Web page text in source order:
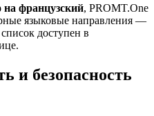
на французский, PROMT.One
языковые направления —
доступен в
и безопасность